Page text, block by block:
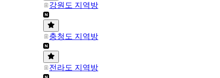
강원도 지역방
충청도 지역방
전라도 지역방